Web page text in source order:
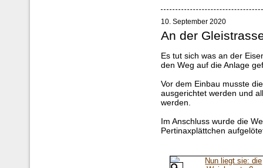
10. September 2020
An der
Es tut sich was an der
den Weg auf die Anlage
Vor dem Einbau musste
ausgerichtet werden und
werden.
Im Anschluss wurde die
Pertinaxplättchen